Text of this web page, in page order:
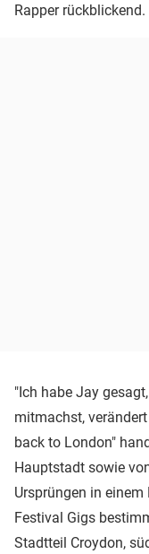
Rapper rückblickend.
"Ich habe Jay
mitmachst,
back to London"
Hauptstadt sowie
Ursprüngen in
Festival Gigs
Stadtteil Croydon,